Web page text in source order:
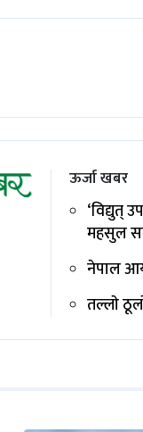
ऊर्जा खबर
‘विद्युत्
महसुल
नेपाल
तल्लाे